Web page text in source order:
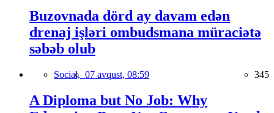
Buzovnada dörd ay davam edən
drenaj işləri ombudsmana müraciətə
səbəb olub
Social, 07 avqust, 08:59 345
A Diploma but No Job: Why